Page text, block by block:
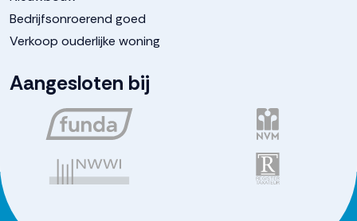
Bedrijfsonroerend goed
Verkoop ouderlijke woning
Aangesloten bij